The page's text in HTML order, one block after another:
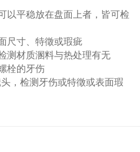
以平稳放在盘面上者，皆可检
尺寸、特徵或瑕疵
测材质溷料与热处理有无
栓的牙伤
，检测牙伤或特徵或表面瑕